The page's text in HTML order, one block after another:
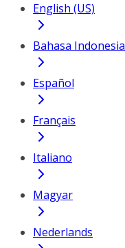
English (US)
Bahasa Indonesia
Español
Français
Italiano
Magyar
Nederlands